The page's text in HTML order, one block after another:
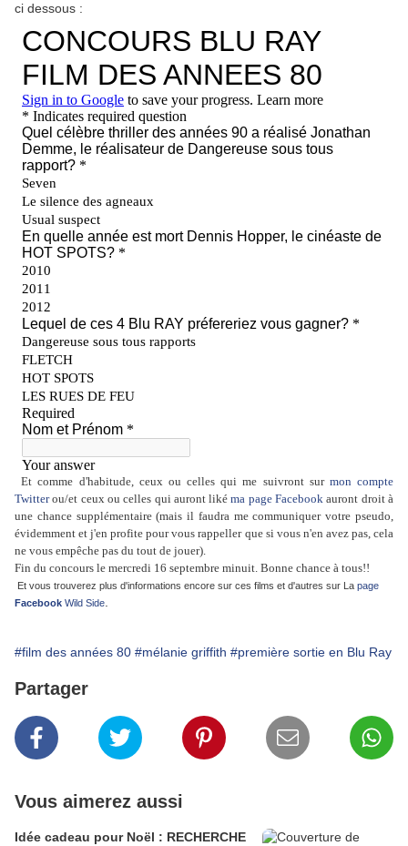
ci dessous :
Et comme d'habitude, ceux ou celles qui me suivront sur mon compte
Twitterou/et ceux ou celles qui auront liké ma page Facebook auront droit à
une chance supplémentaire (mais il faudra me communiquer votre pseudo,
évidemment et j'en profite pour vous rappeller que si vous n'en avez pas, cela
ne vous empêche pas du tout de jouer).
Fin du concours le mercredi 16 septembre minuit. Bonne chance à tous!!
Et vous trouverez plus d'informations encore sur ces films et d'autres sur La page
Facebook Wild Side
#film des années 80 #mélanie griffith #première sortie en Blu Ray
Partager
Vous aimerez aussi
Idée cadeau pour Noël : RECHERCHE